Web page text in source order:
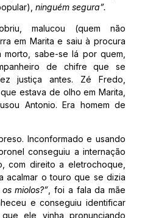
ninguém segura”.
malucou (quem não
em Marita e saiu à procura
sabe-se lá por quem,
de chifre que se
justiça antes. Zé Fredo,
estava de olho em Marita,
Antonio. Era homem de
Inconformado e usando
conseguiu a internação
com direito a eletrochoque,
acalmar o touro que se dizia
miolos?” , foi a fala da mãe
e conseguiu identificar
ele vinha pronunciando